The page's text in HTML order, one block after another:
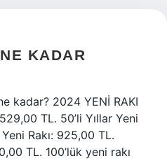
KADAR
kadar? 2024 YENİ RAKI
TL. 50’li Yıllar Yeni
Rakı: 925,00 TL.
TL. 100’lük yeni rakı